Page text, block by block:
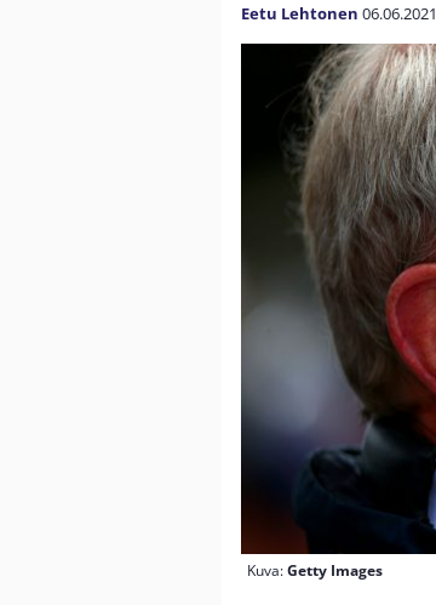
Eetu Lehtonen 06.06.2021
Kuva:Getty Images